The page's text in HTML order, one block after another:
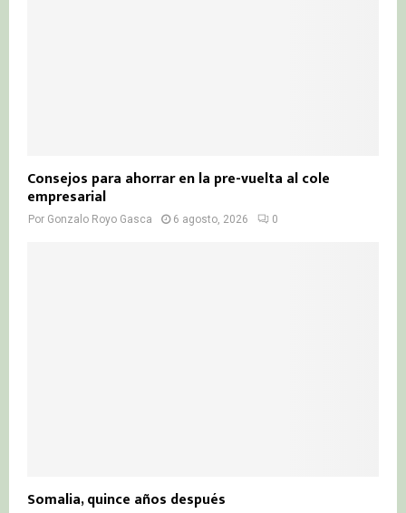
Consejos para ahorrar en la pre-vuelta al cole
empresarial
Por Gonzalo Royo Gasca 6 agosto, 2026 0
Somalia, quince años después